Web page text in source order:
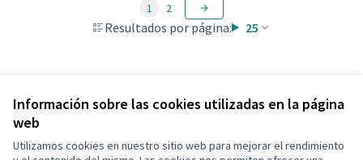
Información sobre las cookies utilizadas en la página
web
Utilizamos cookies en nuestro sitio web para mejorar el rendimiento
Resultados por página: 25
1 2
Ver todas las propuestas retiradas
Términos y condiciones de uso